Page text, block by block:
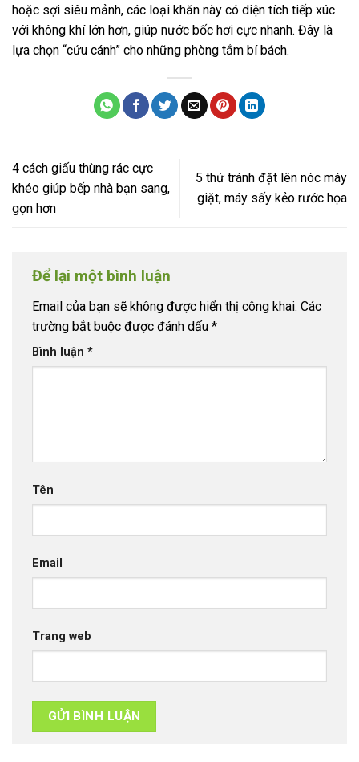
hoặc sợi siêu mảnh, các loại khăn này có diện tích tiếp xúc
với không khí lớn hơn, giúp nước bốc hơi cực nhanh. Đây là
lựa chọn “cứu cánh” cho những phòng tắm bí bách.
4 cách giấu thùng rác cực
khéo giúp bếp nhà bạn sang,
gọn hơn
5 thứ tránh đặt lên nóc máy
giặt, máy sấy kẻo rước họa
Để lại một bình luận
Email của bạn sẽ không được hiển thị công khai. Các
trường bắt buộc được đánh dấu *
Bình luận *
Tên
Email
Trang web